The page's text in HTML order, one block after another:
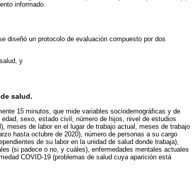
informado.
diseñó un protocolo de evaluación compuesto por dos
y
salud.
15 minutos, que mide variables sociodemográficas y de
sexo, estado civil, número de hijos, nivel de estudios
meses de labor en el lugar de trabajo actual, meses de trabajo
hasta octubre de 2020), número de personas a su cargo
de su labor en la unidad de salud donde trabaja),
(si padece o no, y cuáles), enfermedades mentales actuales
COVID-19 (problemas de salud cuya aparición está